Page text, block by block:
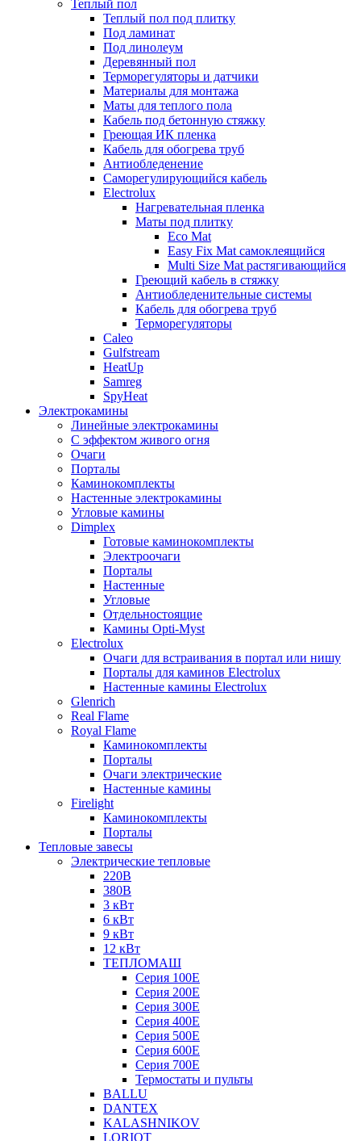
Теплый пол
Теплый пол под плитку
Под ламинат
Под линолеум
Деревянный пол
Терморегуляторы и датчики
Материалы для монтажа
Маты для теплого пола
Кабель под бетонную стяжку
Греющая ИК пленка
Кабель для обогрева труб
Антиобледенение
Саморегулирующийся кабель
Electrolux
Нагревательная пленка
Маты под плитку
Eco Mat
Easy Fix Mat самоклеящийся
Multi Size Mat растягивающийся
Греющий кабель в стяжку
Антиобледенительные системы
Кабель для обогрева труб
Терморегуляторы
Caleo
Gulfstream
HeatUp
Samreg
SpyHeat
Электрокамины
Линейные электрокамины
С эффектом живого огня
Очаги
Порталы
Каминокомплекты
Настенные электрокамины
Угловые камины
Dimplex
Готовые каминокомплекты
Электроочаги
Порталы
Настенные
Угловые
Отдельностоящие
Камины Opti-Myst
Electrolux
Очаги для встраивания в портал или нишу
Порталы для каминов Electrolux
Настенные камины Electrolux
Glenrich
Rеal Flame
Royal Flame
Каминокомплекты
Порталы
Очаги электрические
Настенные камины
Firelight
Каминокомплекты
Порталы
Тепловые завесы
Электрические тепловые
220В
380В
3 кВт
6 кВт
9 кВт
12 кВт
ТЕПЛОМАШ
Серия 100E
Серия 200E
Серия 300E
Серия 400E
Серия 500E
Серия 600E
Серия 700E
Термостаты и пульты
BALLU
DANTEX
KALASHNIKOV
LORIOT